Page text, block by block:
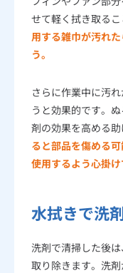
せて軽く拭き取るこ
用する雑巾が汚れ
う。
さらに作業中に汚
うと効果的です。
剤の効果を高める助
ると部品を傷める
使用するよう心掛け
水拭きで洗
洗剤で清掃した後
取り除きます。洗